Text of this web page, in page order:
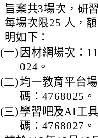
旨案共3場次，研
每場次限25 人，
明如下：
(一) 因材網場次：
024。
(二)均一教育平台
碼：4768025。
(三) 學習吧及AI工
碼：4768027。